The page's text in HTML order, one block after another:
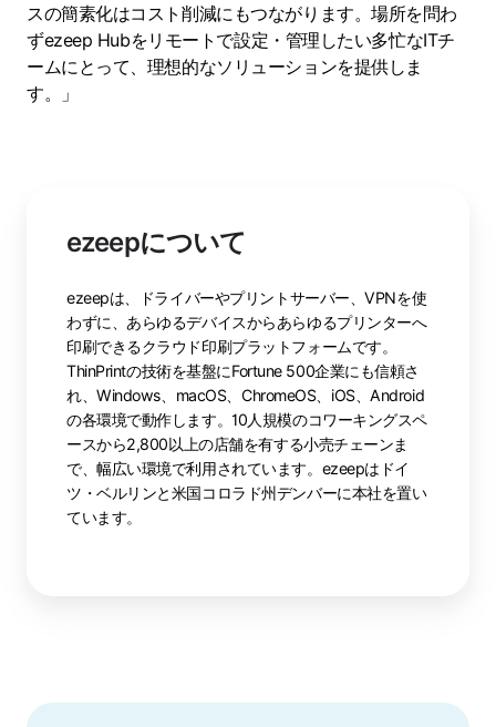
スの簡素化はコスト削減にもつながります。場所を問わ
ずezeep Hubをリモートで設定・管理したい多忙なITチ
ームにとって、理想的なソリューションを提供しま
す。」
ezeepについて
ezeepは、ドライバーやプリントサーバー、VPNを使
わずに、あらゆるデバイスからあらゆるプリンターへ
印刷できるクラウド印刷プラットフォームです。
ThinPrintの技術を基盤にFortune 500企業にも信頼さ
れ、Windows、macOS、ChromeOS、iOS、Android
の各環境で動作します。10人規模のコワーキングスペ
ースから2,800以上の店舗を有する小売チェーンま
で、幅広い環境で利用されています。ezeepはドイ
ツ・ベルリンと米国コロラド州デンバーに本社を置い
ています。